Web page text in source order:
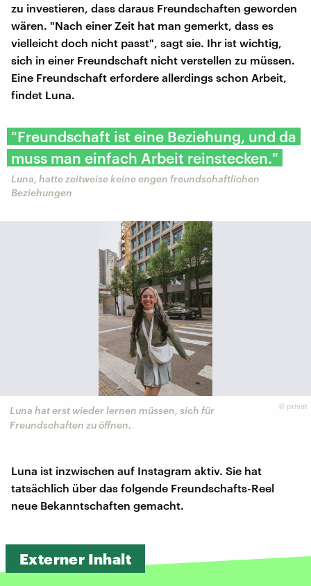
zu investieren, dass daraus Freundschaften geworden
wären. "Nach einer Zeit hat man gemerkt, dass es
vielleicht doch nicht passt", sagt sie. Ihr ist wichtig,
sich in einer Freundschaft nicht verstellen zu müssen.
Eine Freundschaft erfordere allerdings schon Arbeit,
findet Luna.
"Freundschaft ist eine Beziehung, und da
muss man einfach Arbeit reinstecken."
Luna, hatte zeitweise keine engen freundschaftlichen
Beziehungen
© privat
Luna hat erst wieder lernen müssen, sich für
Freundschaften zu öffnen.
Luna ist inzwischen auf Instagram aktiv. Sie hat
tatsächlich über das folgende Freundschafts-Reel
neue Bekanntschaften gemacht.
Externer Inhalt